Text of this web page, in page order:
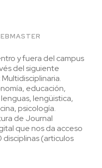
y fuera del campus
del siguiente
educación,
lengüistica,
psicología.
de Journal
que nos da acceso
(articulos